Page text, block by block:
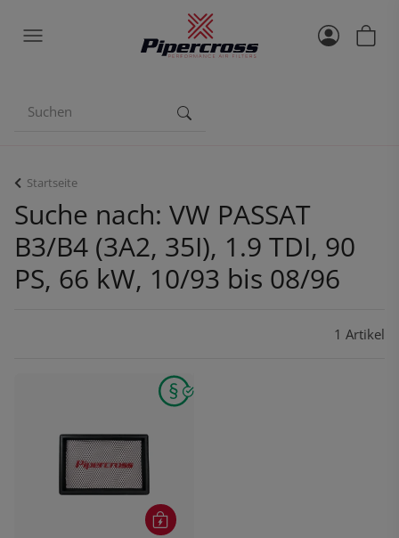
Startseite
Suche nach: VW PASSAT
B3/B4 (3A2, 35I), 1.9 TDI, 90
PS, 66 kW, 10/93 bis 08/96
1 Artikel